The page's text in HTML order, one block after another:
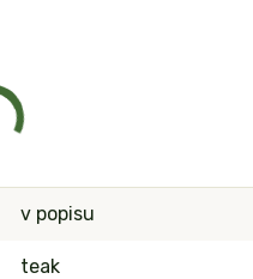
v popisu
teak